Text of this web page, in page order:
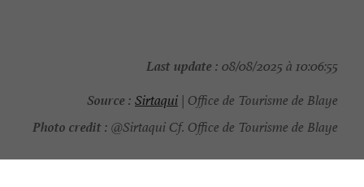
Last update : 08/08/2025 à 10:06:55
Source : Sirtaqui | Office de Tourisme de Blaye
Photo credit : @Sirtaqui Cf. Office de Tourisme de Blaye